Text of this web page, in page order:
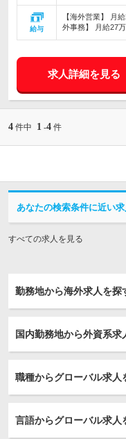
給与
【海外営業】 月
外事務】 月給27
求人詳細を見る
4 件中 1 -4 件
あなたの検索条件に近い求
すべての求人を見る
勤務地から海外求人を探
国内勤務地から外資系
職種からグローバル求人
言語からグローバル求人